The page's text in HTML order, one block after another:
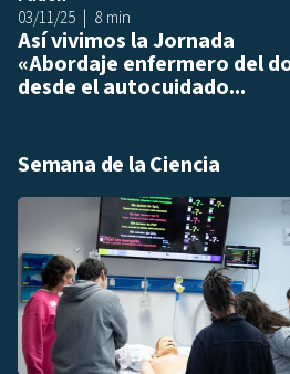
03/11/25
8 min
Así vivimos la Jornada
«Abordaje enfermero del
desde el autocuidado...
Semana de la Ciencia